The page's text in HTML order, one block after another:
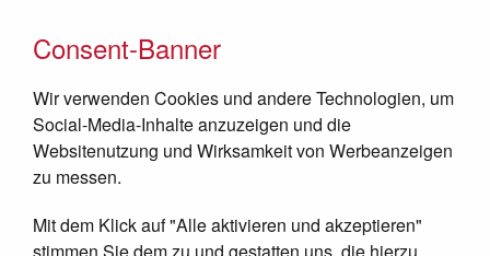
JETZT SPENDEN
Consent-Banner
Wir verwenden Cookies und andere Technologien, um
Social-Media-Inhalte anzuzeigen und die
Websitenutzung und Wirksamkeit von Werbeanzeigen
zu messen.
Mit dem Klick auf "Alle aktivieren und akzeptieren"